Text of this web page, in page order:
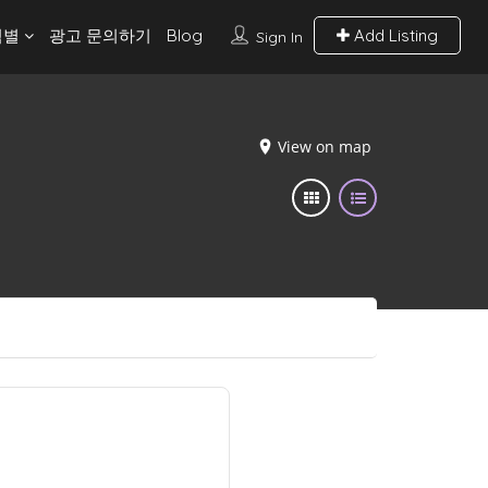
Sign In Add Listing
광고 문의하기 Blog
View on map